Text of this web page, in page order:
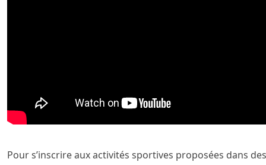
Pour s’inscrire aux activités sportives proposées dans